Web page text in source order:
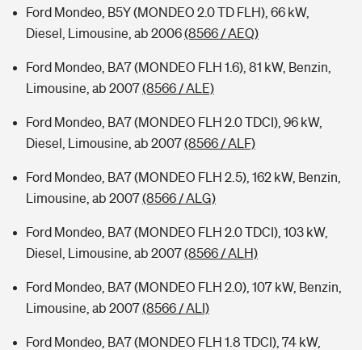
Ford Mondeo, B5Y (MONDEO 2.0 TD FLH), 66 kW,
Diesel, Limousine, ab 2006(8566 / AEQ)
Ford Mondeo, BA7 (MONDEO FLH 1.6), 81 kW, Benzin,
Limousine, ab 2007(8566 / ALE)
Ford Mondeo, BA7 (MONDEO FLH 2.0 TDCI), 96 kW,
Diesel, Limousine, ab 2007(8566 / ALF)
Ford Mondeo, BA7 (MONDEO FLH 2.5), 162 kW, Benzin,
Limousine, ab 2007(8566 / ALG)
Ford Mondeo, BA7 (MONDEO FLH 2.0 TDCI), 103 kW,
Diesel, Limousine, ab 2007(8566 / ALH)
Ford Mondeo, BA7 (MONDEO FLH 2.0), 107 kW, Benzin,
Limousine, ab 2007(8566 / ALI)
Ford Mondeo, BA7 (MONDEO FLH 1.8 TDCI), 74 kW,